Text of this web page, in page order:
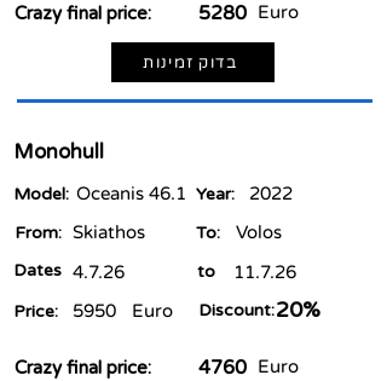
Euro
5280
Crazy final price:
בדוק זמינות
Monohull
2022
Year:
Oceanis 46.1
Model:
Volos
To:
From: Skiathos
11.7.26
to
4.7.26
Dates
20%
Discount:
Euro
5950
Price:
Euro
4760
Crazy final price: